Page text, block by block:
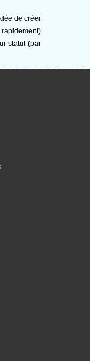
de créer
statut (par